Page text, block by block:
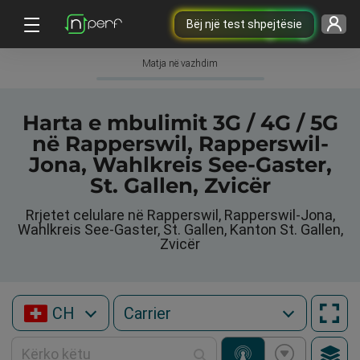
Bëj një test shpejtësie
Matja në vazhdim
Harta e mbulimit 3G / 4G / 5G
në Rapperswil, Rapperswil-
Jona, Wahlkreis See-Gaster,
St. Gallen, Zvicër
Rrjetet celulare në Rapperswil, Rapperswil-Jona,
Wahlkreis See-Gaster, St. Gallen, Kanton St. Gallen,
Zvicër
CH